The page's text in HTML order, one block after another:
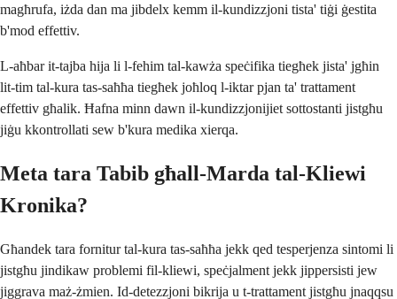
magħrufa, iżda dan ma jibdelx kemm il-kundizzjoni tista' tiġi ġestita
b'mod effettiv.
L-aħbar it-tajba hija li l-fehim tal-kawża speċifika tiegħek jista' jgħin
lit-tim tal-kura tas-saħħa tiegħek joħloq l-iktar pjan ta' trattament
effettiv għalik. Ħafna minn dawn il-kundizzjonijiet sottostanti jistgħu
jiġu kkontrollati sew b'kura medika xierqa.
Meta tara Tabib għall-Marda tal-Kliewi
Kronika?
Għandek tara fornitur tal-kura tas-saħħa jekk qed tesperjenza sintomi li
jistgħu jindikaw problemi fil-kliewi, speċjalment jekk jippersisti jew
jiggrava maż-żmien. Id-detezzjoni bikrija u t-trattament jistgħu jnaqqsu